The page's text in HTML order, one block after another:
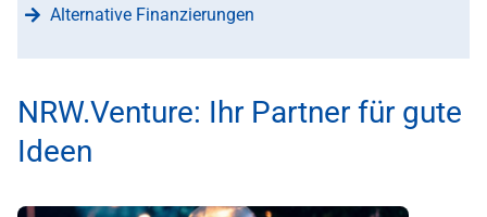
Alternative Finanzierungen
NRW.Venture: Ihr Partner für gute
Ideen